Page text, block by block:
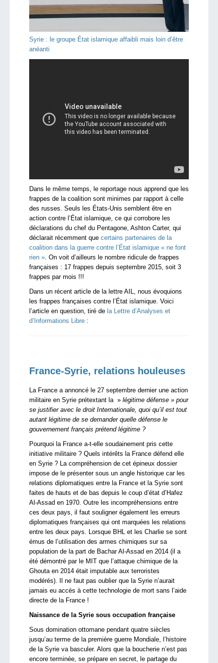
Syrie : le groupe État islamique affaibli mais loin d’être
anéanti
Dans le même temps, le reportage nous apprend que les
frappes de la coalition sont minimes par rapport à celle
des russes. Seuls les États-Unis semblent être en
action contre l’État islamique, ce qui corrobore les
déclarations du chef du Pentagone, Ashton Carter, qui
déclarait récemment que certains partenaires de la
coalition dans la guerre contre l’État islamique « ne font
rien ». On voit d’ailleurs le nombre ridicule de frappes
françaises : 17 frappes depuis septembre 2015, soit 3
frappes par mois !!!
Dans un récent article de la lettre AIL, nous évoquions
les frappes françaises contre l’État islamique. Voici
l’article en question, tiré de la Lettre d’Analyses et
d’Informations Libre :
France-Syrie, relations houleuses
La France a annoncé le 27 septembre dernier une action
militaire en Syrie prétextant la » légitime défense » pour
se justifier avec le droit Internationale, quoi qu’il est tout
autant légitime de se demander quelle défense le
gouvernement français prétend légitime ?
Pourquoi la France a-t-elle soudainement pris cette
initiative militaire ? Quels intérêts la France défend elle
en Syrie ? La compréhension de cet épineux dossier
impose de le présenter sous un angle historique car les
relations diplomatiques entre la France et la Syrie sont
faites de hauts et de bas depuis le coup d’état d’Hafez
Al-Assad en 1970. Outre les incompréhensions entre
ces deux pays, il faut souligner également les erreurs
diplomatiques françaises qui ont marquées les relations
entre les deux pays. Lorsque BHL et les Charlie se sont
émus de l’utilisation des armes chimiques sur sa
population de la part de Bachar Al-Assad en 2014 (il a
été démontré par le MIT que l’attaque chimique de la
Ghouta en 2014 était imputable aux terroristes
modérés). Il ne faut pas oublier que la Syrie n’aurait
jamais eu accès à cette technologie de mort sans l’aide
directe de la France !
Naissance de la Syrie sous occupation française
Sous domination ottomane pendant quatre siècles
jusqu’au terme de la première guerre Mondiale, l’histoire
de la Syrie va basculer. Alors que la boucherie n’est pas
encore terminée, se prépare en secret, le partage du